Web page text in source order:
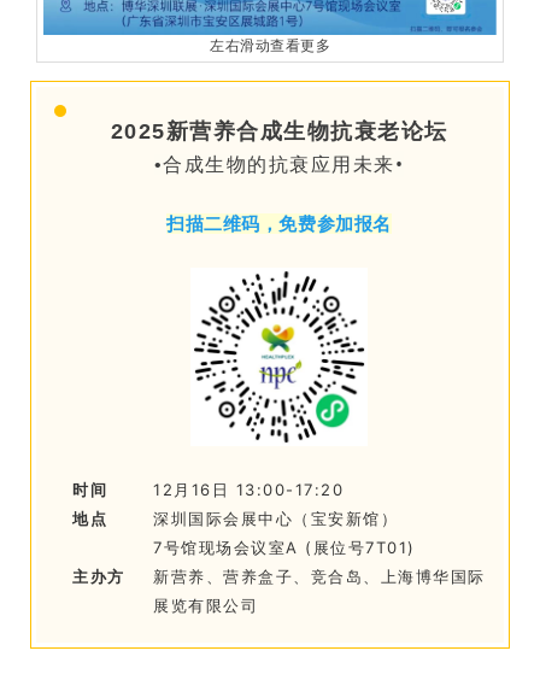
左右滑动查看更多
2025新营养合成生物抗衰老论坛
•合成生物的抗衰应用未来•
扫描二维码，免费参加报名
时间
12月16日 13:00-17:20
地点
深圳国际会展中心（宝安新馆）
7号馆现场会议室A (展位号7T01)
主办方
新营养、营养盒子、竞合岛、上海博华国际
展览有限公司